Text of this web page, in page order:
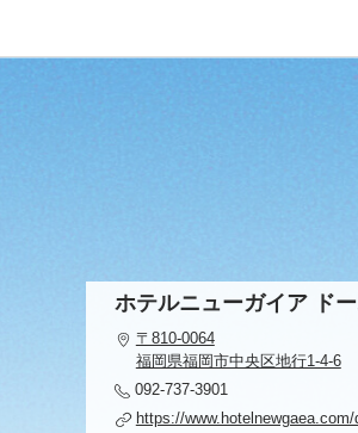
ホテルニューガイア ド
〒810-0064
福岡県福岡市中央区地行1-4-6
092-737-3901
https://